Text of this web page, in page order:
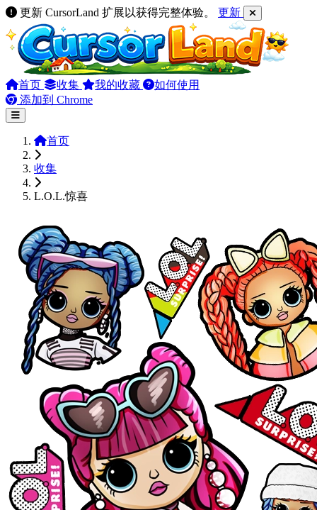
更新 CursorLand 扩展以获得完整体验。 更新
首页 收集 我的收藏
如何使用
添加到 Chrome
首页
收集
L.O.L.惊喜